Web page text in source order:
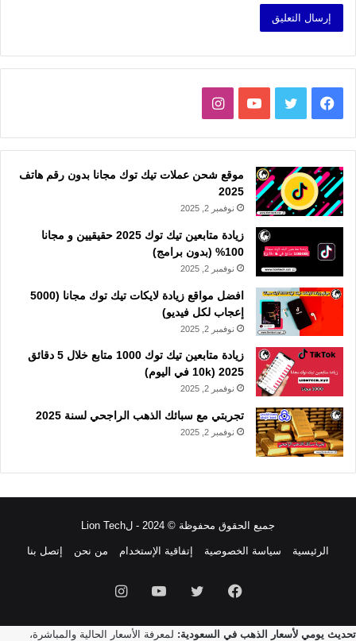
فيسبوك تويتر يوتيوبانستقرام
موقع شحن عملات تيك توك مجانا بدون رقم هاتف
2025
نوفمبر 2, 2025
زيادة متابعين تيك توك 2025 حقيقيين و مجانا
100% (بدون برامج)
نوفمبر 2, 2025
افضل مواقع زيادة لايكات تيك توك مجانا (5000
إعجاب لكل فيديو)
نوفمبر 2, 2025
زيادة متابعين تيك توك 1000 متابع خلال 5 دقائق
2025 (10k في اليوم)
نوفمبر 2, 2025
تجربتي مع سبائك الذهب الراجحي لسنة 2025
نوفمبر 2, 2025
جميع الحقوق محفوظة © 2024 - لLion Tech
الرئيسية سياسة الخصوصية إتفاقية الإستخدام من نحن إتصل بنا
فيسبوك تويتر يوتيوبانستقرام
تحديث يومي لأسعار الذهب في السعودية: لمعرفة الأسعار الحالية والمباشرة،